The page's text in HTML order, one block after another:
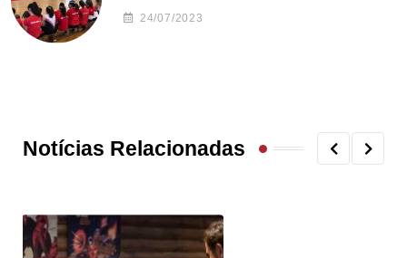
24/07/2023
Notícias Relacionadas